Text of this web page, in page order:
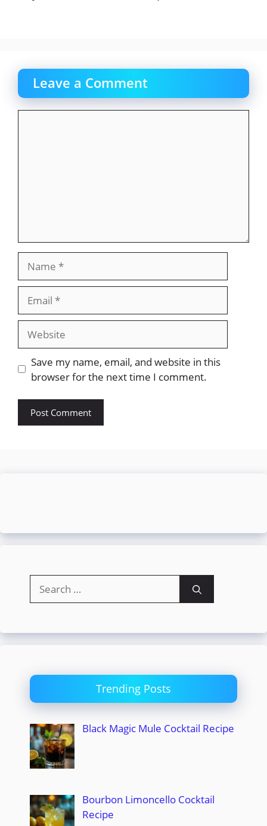
Leave a Comment
Website
Save my name, email, and website in this
browser for the next time I comment.
for:
Trending Posts
Black Magic Mule Cocktail Recipe
Bourbon Limoncello Cocktail
Recipe